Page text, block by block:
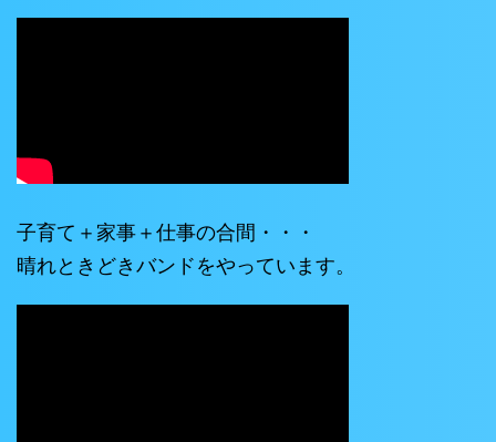
子育て＋家事＋仕事の合間・・・
晴れときどきバンドをやっています。